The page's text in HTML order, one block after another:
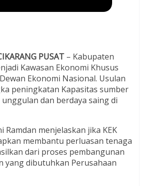
PUSAT – Kabupaten
Kawasan Ekonomi Khusus
Ekonomi Nasional. Usulan
peningkatan Kapasitas sumber
unggulan dan berdaya saing di
Ramdan menjelaskan jika KEK
membantu perluasan tenaga
dari proses pembangunan
yang dibutuhkan Perusahaan